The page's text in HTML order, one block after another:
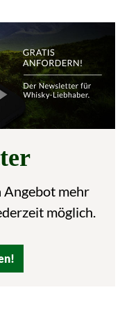
Angebot mehr
möglich.